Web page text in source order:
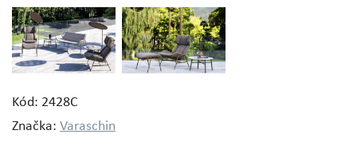
Kód: 2428C
Značka: Varaschin